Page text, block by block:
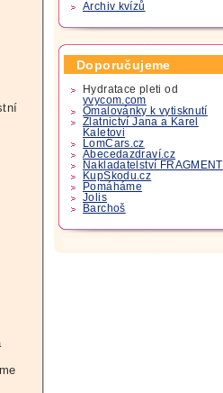
Archiv kvízů
Doporučujeme
Hydratace pleti od
yvycom.com
Omalovánky k vytisknutí
Zlatnictví Jana a Karel
Kaletovi
LomCars.cz
Abecedazdraví.cz
Nakladatelství FRAGMENT
KupSkodu.cz
Pomáháme
Jolis
Barchoš